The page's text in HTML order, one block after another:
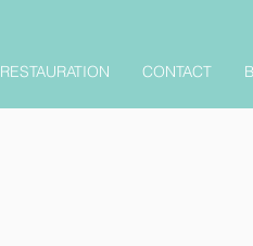
RESTAURATION CONTACT